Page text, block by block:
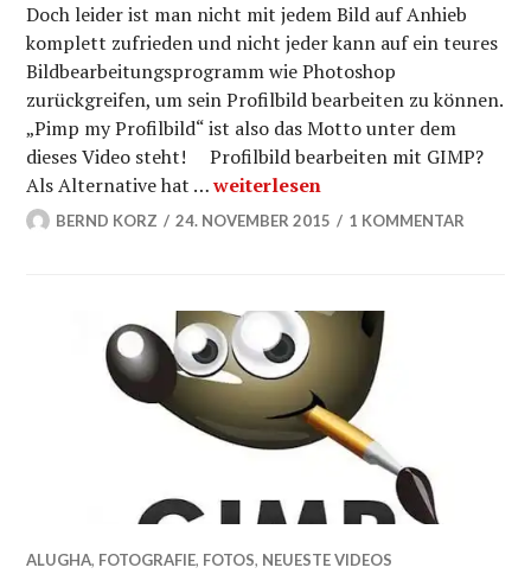
Doch leider ist man nicht mit jedem Bild auf Anhieb
komplett zufrieden und nicht jeder kann auf ein teures
Bildbearbeitungsprogramm wie Photoshop
zurückgreifen, um sein Profilbild bearbeiten zu können.
„Pimp my Profilbild“ ist also das Motto unter dem
dieses Video steht! Profilbild bearbeiten mit GIMP?
Als Alternative hat …Profilbild bearbeiten mit GIMP?
weiterlesen
BERND KORZ 24. NOVEMBER 2015 1 KOMMENTAR
ALUGHA, FOTOGRAFIE, FOTOS, NEUESTE VIDEOS